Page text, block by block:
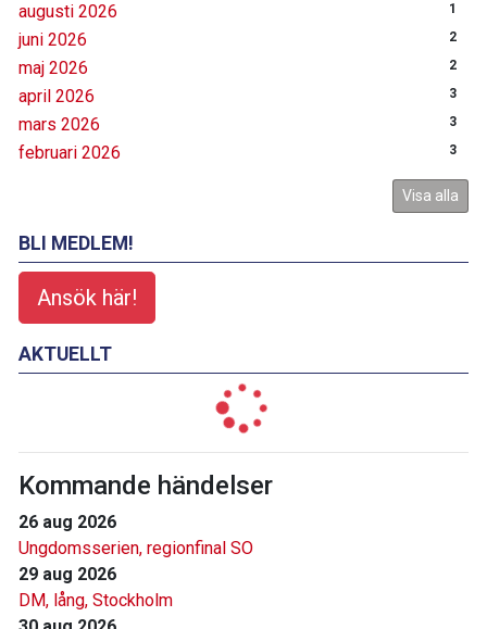
augusti 2026 1
juni 2026 2
maj 2026 2
april 2026 3
mars 2026 3
februari 2026 3
Visa alla
BLI MEDLEM!
Ansök här!
AKTUELLT
Kommande händelser
26 aug 2026
Ungdomsserien, regionfinal SO
29 aug 2026
DM, lång, Stockholm